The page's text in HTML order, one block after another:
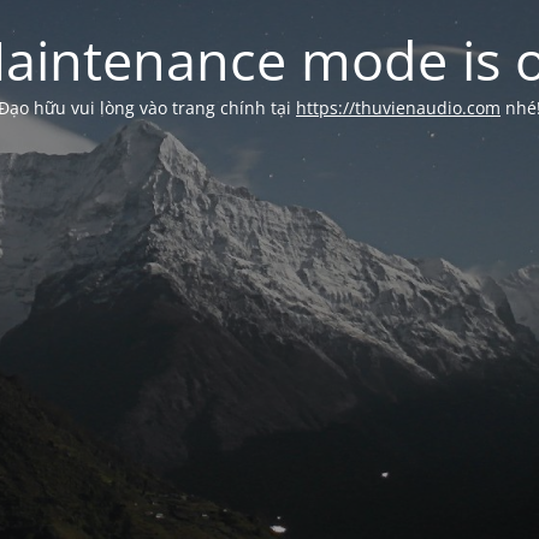
mode is
hữu vui lòng vào trang chính tại https://thuvienaudio.com